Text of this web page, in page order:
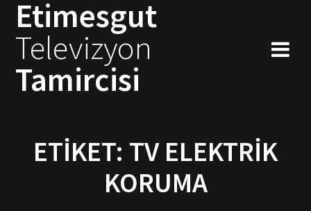
Skip
to
Etimesgut
Televizyon
Tamircisi
ETIKET: TV ELEKTRIK
KORUMA